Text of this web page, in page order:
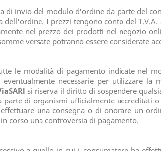
di invio del modulo d'ordine da parte del
I prezzi tengono conto del
nel prezzo dei prodotti nel negozio
versate potranno essere considerate
le modalità di pagamento indicate nel
necessarie per utilizzare la
si riserva il diritto di sospendere
di organismi ufficialmente accreditati
una consegna o di onorare un
corso una controversia di pagamento.